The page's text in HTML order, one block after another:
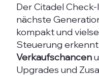
Der Citadel
nächste
kompakt und
Steuerung
Verkaufschancen
Upgrades und